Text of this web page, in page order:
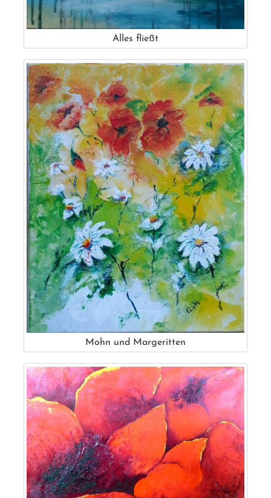
Alles fließt
Mohn und Margeritten